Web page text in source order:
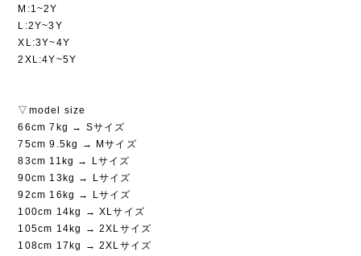
M:1~2Y
L:2Y~3Y
XL:3Y~4Y
2XL:4Y~5Y
▽model size
66cm 7kg → Sサイズ
75cm 9.5kg → Mサイズ
83cm 11kg → Lサイズ
90cm 13kg → Lサイズ
92cm 16kg → Lサイズ
100cm 14kg → XLサイズ
105cm 14kg → 2XLサイズ
108cm 17kg → 2XLサイズ